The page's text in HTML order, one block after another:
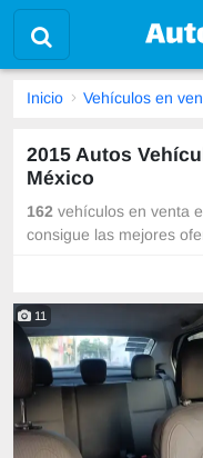
Inicio Vehículos en
2015 Autos
México
162 vehículos en venta
consigue las mejores
11